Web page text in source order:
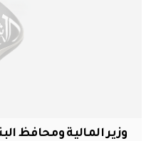
وزير المالية ومحافظ